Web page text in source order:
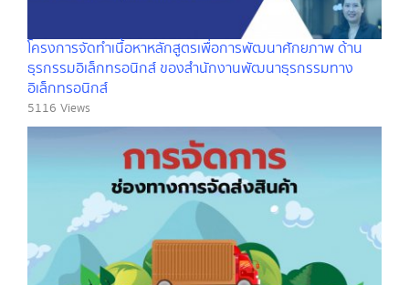
โครงการจัดทำเนื้อหาหลักสูตรเพื่อการพัฒนาศักยภาพ ด้าน
ธุรกรรมอิเล็กทรอนิกส์ ของสำนักงานพัฒนาธุรกรรมทาง
อิเล็กทรอนิกส์
5116 Views